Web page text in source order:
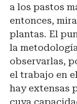
a los pastos
entonces,
plantas. El
la
observarlas,
el trabajo en
hay extensas